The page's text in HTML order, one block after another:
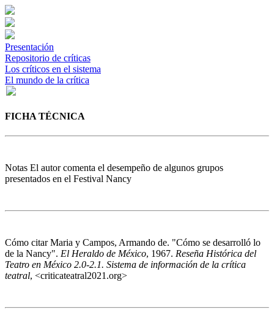
Presentación
Repositorio de críticas
Los críticos en el sistema
El mundo de la crítica
FICHA TÉCNICA
Notas El autor comenta el desempeño de algunos grupos
presentados en el Festival Nancy
Cómo citarMaria y Campos, Armando de. "Cómo se desarrolló lo
de la Nancy". El Heraldo de México, 1967. Reseña Histórica del
Teatro en México 2.0-2.1. Sistema de información de la crítica
teatral, <criticateatral2021.org>